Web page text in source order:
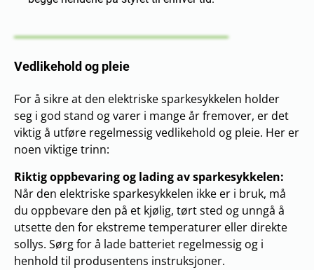
Vedlikehold og pleie
For å sikre at den elektriske sparkesykkelen holder
seg i god stand og varer i mange år fremover, er det
viktig å utføre regelmessig vedlikehold og pleie. Her er
noen viktige trinn:
Riktig oppbevaring og lading av sparkesykkelen:
Når den elektriske sparkesykkelen ikke er i bruk, må
du oppbevare den på et kjølig, tørt sted og unngå å
utsette den for ekstreme temperaturer eller direkte
sollys. Sørg for å lade batteriet regelmessig og i
henhold til produsentens instruksjoner.